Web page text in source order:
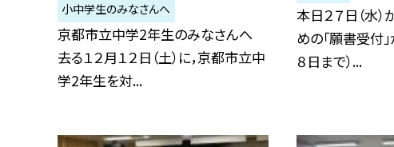
小中学生のみなさんへ
京都市立中学2年生のみなさんへ
去る１２月１２日（土）に，京都市立中
学2年生を対...
本日２７日（水
めの「願書受付」
８日まで）...